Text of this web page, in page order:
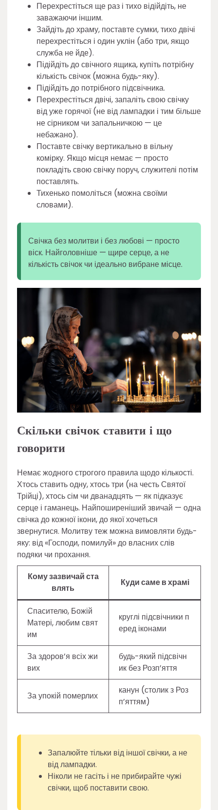
Перехрестіться ще раз і тихо відійдіть, не
заважаючи іншим.
Зайдіть до храму, поставте сумки, тихо двічі
перехрестіться і один уклін (або три, якщо
служба не йде).
Підійдіть до свічного ящика, купіть потрібну
кількість свічок (можна будь-яку).
Підійдіть до потрібного підсвічника.
Перехрестіться двічі, запаліть свою свічку
від уже горячої (не від лампадки і тим більше
не сірником чи запальничкою — це
небажано).
Поставте свічку вертикально в вільну
комірку. Якщо місця немає — просто
покладіть свою свічку поруч, служителі потім
поставлять.
Тихенько помоліться (можна своїми
словами).
Свічка без молитви і без любові — просто
віск. Найголовніше — щире серце, а не
кількість свічок чи ідеально вибране місце.
Скільки свічок ставити і що
говорити
Немає жодного строгого правила щодо кількості.
Хтось ставить одну, хтось три (на честь Святої
Трійці), хтось сім чи дванадцять — як підказує
серце і гаманець. Найпоширеніший звичай — одна
свічка до кожної ікони, до якої хочеться
звернутися. Молитву теж можна вимовляти будь-
яку: від «Господи, помилуй» до власних слів
подяки чи прохання.
Кому зазвичай ста
влять
Куди саме в храмі
Спасителю, Божій
Матері, любим свят
им
круглі підсвічники п
еред іконами
За здоров’я всіх жи
вих
будь-який підсвічн
ик без Розп’яття
За упокій померлих
канун (столик з Роз
п’яттям)
Запалюйте тільки від іншої свічки, а не
від лампадки.
Ніколи не гасіть і не прибирайте чужі
свічки, щоб поставити свою.